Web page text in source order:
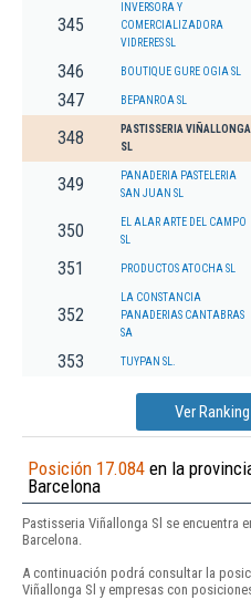
345
INVERSORA Y
COMERCIALIZADORA
VIDRERES SL
346 BOUTIQUE GURE OGIA SL
347 BEPANROA SL
348
PASTISSERIA VIÑALLONGA
SL
349
PANADERIA PASTELERIA
SAN JUAN SL
350
EL ALAR ARTE DEL CAMPO
SL
351 PRODUCTOS ATOCHA SL
352
LA CONSTANCIA
PANADERIAS CANTABRAS
SA
353 TUYPAN SL.
Ver
Posición 17.084 en la
Barcelona
Pastisseria Viñallonga Sl se encuentra
Barcelona.
A continuación podrá consultar la
Viñallonga Sl y empresas con